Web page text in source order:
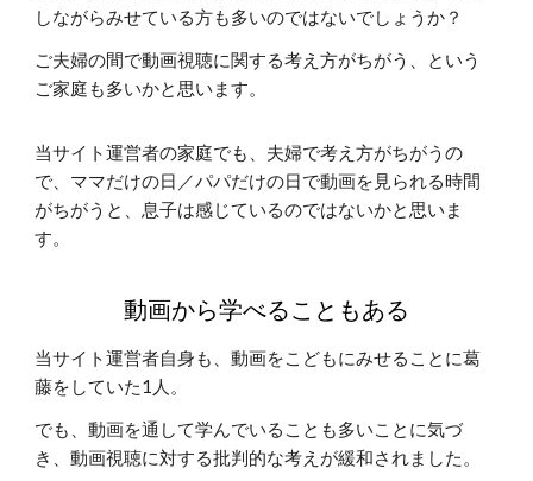
しながらみせている方も多いのではないでしょうか？
ご夫婦の間で動画視聴に関する考え方がちがう、という
ご家庭も多いかと思います。
当サイト運営者の家庭でも、夫婦で考え方がちがうの
で、ママだけの日／パパだけの日で動画を見られる時間
がちがうと、息子は感じているのではないかと思いま
す。
動画から学べることもある
当サイト運営者自身も、動画をこどもにみせることに葛
藤をしていた1人。
でも、動画を通して学んでいることも多いことに気づ
き、動画視聴に対する批判的な考えが緩和されました。